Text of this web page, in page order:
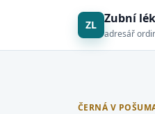
ZL Zubní
adresář
ČERNÁ V